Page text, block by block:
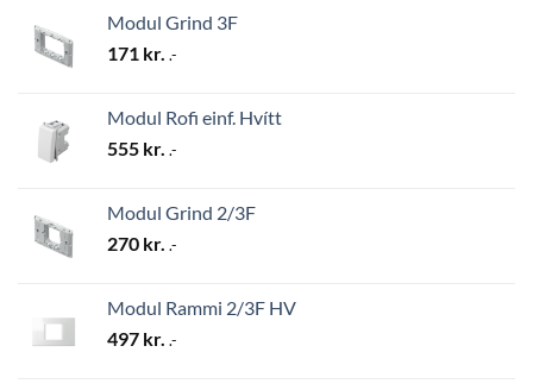
Modul Grind 3F
171 kr. .-
Modul Rofi einf. Hvítt
555 kr. .-
Modul Grind 2/3F
270 kr. .-
Modul Rammi 2/3F HV
497 kr. .-